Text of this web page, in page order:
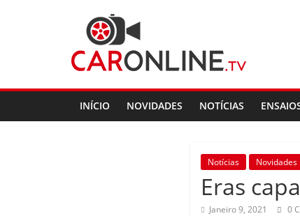
CarOnline.TV
CarOnline.TV
Ensaios
Automóvel
INÍCIO NOVIDADES NOTÍCIAS
Notícias Novidades
Eras
Janeiro 9, 2021 0